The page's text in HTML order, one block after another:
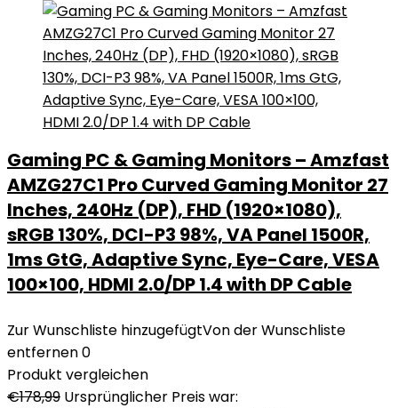
Gaming PC & Gaming Monitors – Amzfast
AMZG27C1 Pro Curved Gaming Monitor 27
Inches, 240Hz (DP), FHD (1920×1080),
sRGB 130%, DCI-P3 98%, VA Panel 1500R,
1ms GtG, Adaptive Sync, Eye-Care, VESA
100×100, HDMI 2.0/DP 1.4 with DP Cable
Zur Wunschliste hinzugefügtVon der Wunschliste
entfernen0
Produkt vergleichen
€178,99 Ursprünglicher Preis war: